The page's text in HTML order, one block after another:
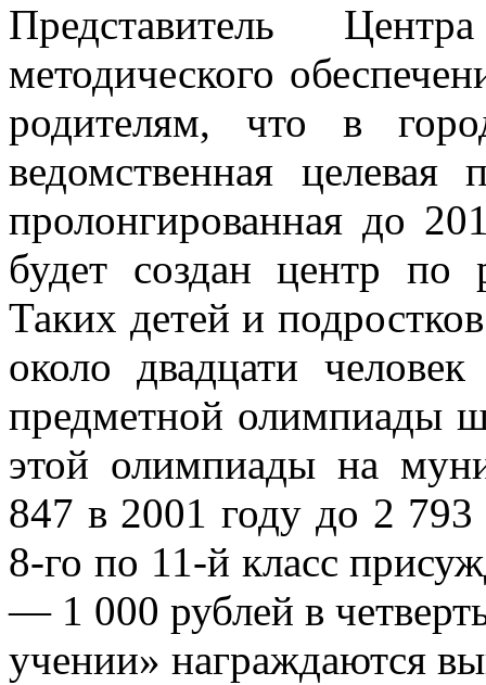
Представитель
методического
родителям, что в
ведомственная
пролонгированная до
будет создан центр по
Таких детей и
около двадцати
предметной олимпиады
этой олимпиады на
847 в 2001 году до 2
8-го по 11-й класс
— 1 000 рублей в
учении» награждаются